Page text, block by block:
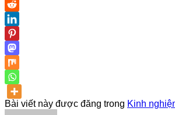
Bài viết này được đăng trong Kinh